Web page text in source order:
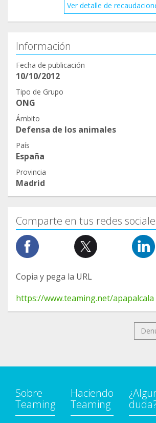
Ver detalle de
Información
Fecha de publicación
10/10/2012
Tipo de Grupo
ONG
Ámbito
Defensa de los animales
País
España
Provincia
Madrid
Comparte en tus redes
Copia y pega la URL
https://www.teaming.net/apapalcala
Sobre
Teaming
Haciendo
Teaming